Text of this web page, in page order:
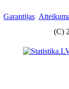
Garantijas
(C)